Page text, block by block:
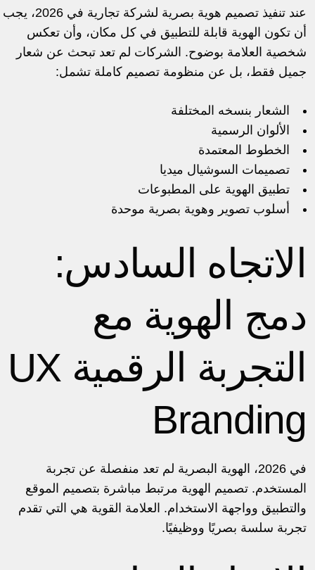
عند تنفيذ تصميم هوية بصرية لشركة تجارية
في 2026، يجب
أن تكون الهوية قابلة للتطبيق في كل مكان، وأن تعكس
شخصية العلامة بوضوح. الشركات لم تعد تبحث عن شعار
جميل فقط، بل عن منظومة تصميم كاملة تشمل:
الشعار بنسخه المختلفة
الألوان الرسمية
الخطوط المعتمدة
تصميمات السوشيال ميديا
تطبيق الهوية على المطبوعات
أسلوب تصوير وهوية بصرية موحدة
الاتجاه السادس:
دمج الهوية مع
التجربة الرقمية UX
Branding
في 2026، الهوية البصرية لم تعد منفصلة عن تجربة
المستخدم. تصميم الهوية مرتبط مباشرة بتصميم الموقع
والتطبيق وواجهة الاستخدام. العلامة القوية هي التي تقدم
تجربة سلسة بصريًا ووظيفيًا.